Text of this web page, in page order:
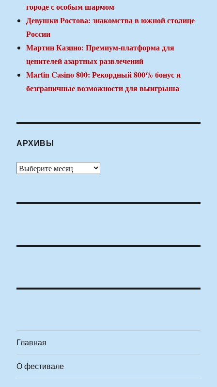
городе с особым шармом
Девушки Ростова: знакомства в южной столице
России
Мартин Казино: Премиум-платформа для
ценителей азартных развлечений
Martin Casino 800: Рекордный 800% бонус и
безграничные возможности для выигрыша
АРХИВЫ
Архивы
Главная
О фестивале